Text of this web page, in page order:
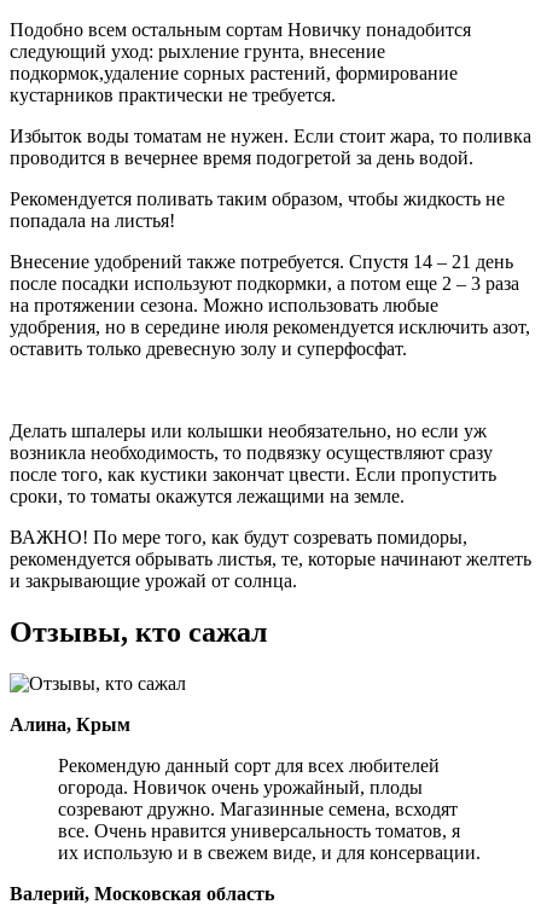
Подобно всем остальным сортам Новичку понадобится
следующий уход: рыхление грунта, внесение
подкормок,удаление сорных растений, формирование
кустарников практически не требуется.
Избыток воды томатам не нужен. Если стоит жара, то поливка
проводится в вечернее время подогретой за день водой.
Рекомендуется поливать таким образом, чтобы жидкость не
попадала на листья!
Внесение удобрений также потребуется. Спустя 14 – 21 день
после посадки используют подкормки, а потом еще 2 – 3 раза
на протяжении сезона. Можно использовать любые
удобрения, но в середине июля рекомендуется исключить азот,
оставить только древесную золу и суперфосфат.
Делать шпалеры или колышки необязательно, но если уж
возникла необходимость, то подвязку осуществляют сразу
после того, как кустики закончат цвести. Если пропустить
сроки, то томаты окажутся лежащими на земле.
ВАЖНО! По мере того, как будут созревать помидоры,
рекомендуется обрывать листья, те, которые начинают желтеть
и закрывающие урожай от солнца.
Отзывы, кто сажал
Алина, Крым
Рекомендую данный сорт для всех любителей
огорода. Новичок очень урожайный, плоды
созревают дружно. Магазинные семена, всходят
все. Очень нравится универсальность томатов, я
их использую и в свежем виде, и для консервации.
Валерий, Московская область